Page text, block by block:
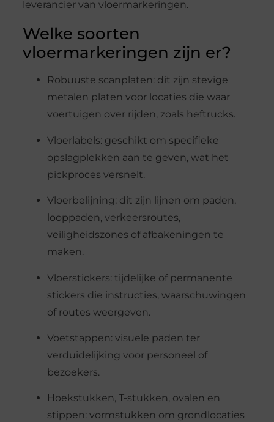
leverancier van vloermarkeringen.
Welke soorten
vloermarkeringen zijn er?
Robuuste scanplaten: dit zijn stevige
metalen platen voor locaties die waar
voertuigen over rijden, zoals heftrucks.
Vloerlabels: geschikt om specifieke
opslagplekken aan te geven, wat het
pickproces versnelt.
Vloerbelijning: dit zijn lijnen om paden,
looppaden, verkeersroutes,
veiligheidszones of afbakeningen te
maken.
Vloerstickers: tijdelijke of permanente
stickers die instructies, waarschuwingen
of routes weergeven.
Voetstappen: visuele paden ter
verduidelijking voor personeel of
bezoekers.
Hoekstukken, T-stukken, ovalen en
stippen: vormstukken om grondlocaties